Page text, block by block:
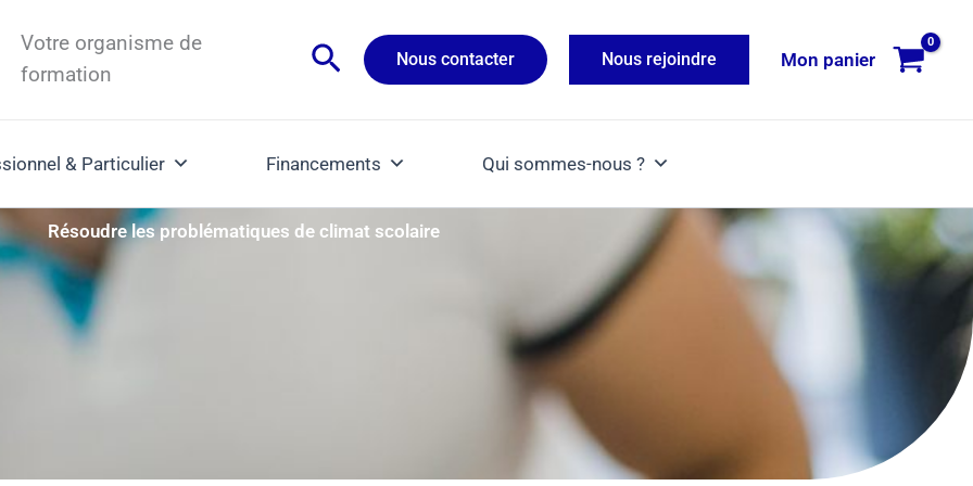
Votre organisme de
formation
Rechercher
Nous contacter Nous rejoindre Mon panier
& Particulier Financements Qui sommes-nous ?
Résoudre les problématiques de climat scolaire